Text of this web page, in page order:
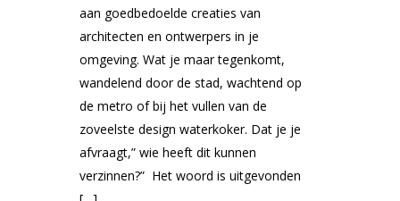
aan goed­bedoelde creaties van
architecten en ontwerpers in je
omgeving. Wat je maar tegenkomt,
wandelend door de stad, wachtend op
de metro of bij het vullen van de
zoveel­ste design waterkoker. Dat je je
afvraagt,” wie heeft dit kunnen
verzinnen?” Het woord is uitgevonden